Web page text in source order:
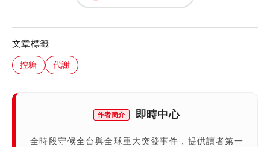
文章標籤
控糖 代謝
作者簡介 即時中心
全時段守候全台與全球重大突發事件，提供讀者第一